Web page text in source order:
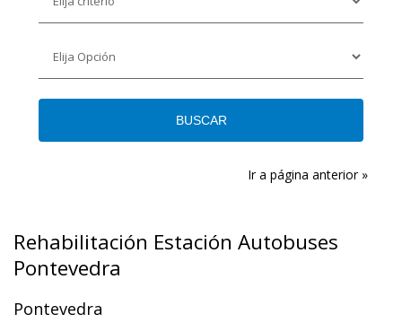
Ir a página anterior »
Rehabilitación Estación Autobuses
Pontevedra
Pontevedra